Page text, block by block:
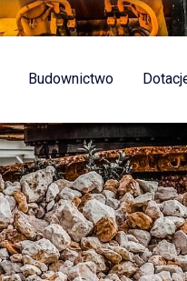
Budownictwo